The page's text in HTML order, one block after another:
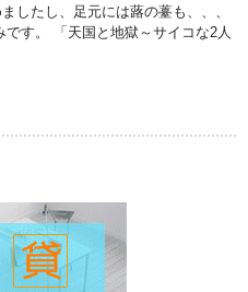
したし、足元には蕗の薹も、、、
す。 「天国と地獄～サイコな2人